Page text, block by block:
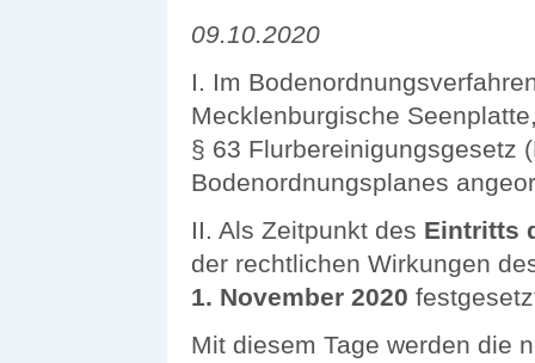
09.10.2020
I. Im
Mecklenburgische
§ 63 Flurbereinigungsgesetz
Bodenordnungsplanes
II. Als Zeitpunkt des Eintritts
der rechtlichen Wirkungen
1. November 2020
Mit diesem Tage werden die